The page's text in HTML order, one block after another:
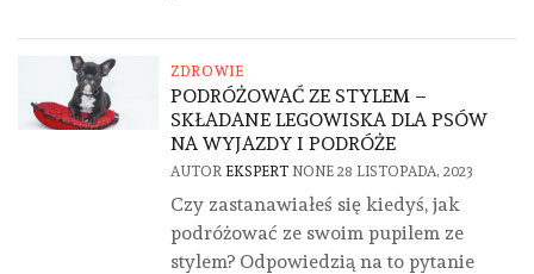
ZDROWIE
PODRÓŻOWAĆ ZE STYLEM –
SKŁADANE LEGOWISKA DLA PSÓW
NA WYJAZDY I PODRÓŻE
AUTOR EKSPERT NONE 28 LISTOPADA, 2023
Czy zastanawiałeś się kiedyś, jak
podróżować ze swoim pupilem ze
stylem? Odpowiedzią na to pytanie